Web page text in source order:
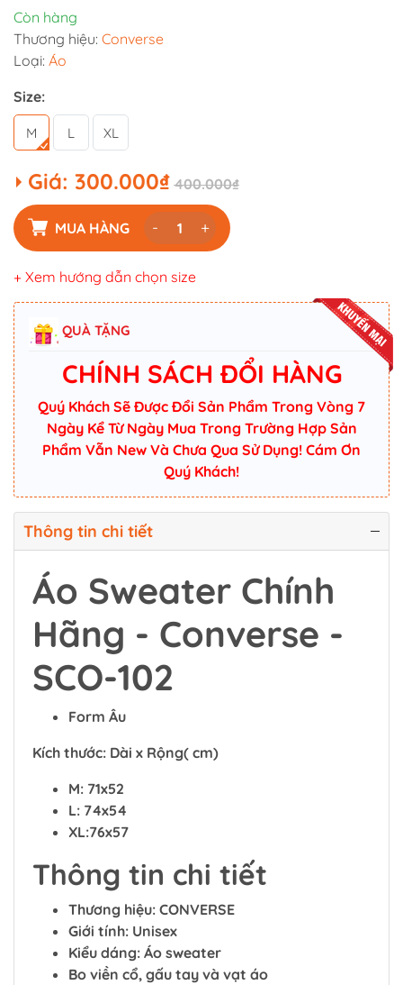
Còn hàng
Thương hiệu: Converse
Loại: Áo
Size:
M L XL
Giá: 300.000₫ 400.000₫
MUA HÀNG - +
+ Xem hướng dẫn chọn size
QUÀ TẶNG
CHÍNH SÁCH ĐỔI HÀNG
Quý Khách Sẽ Được Đổi Sản Phẩm Trong Vòng 7
Ngày Kể Từ Ngày Mua Trong Trường Hợp Sản
Phẩm Vẫn New Và Chưa Qua Sử Dụng! Cám Ơn
Quý Khách!
Thông tin chi tiết
Áo Sweater Chính
Hãng - Converse -
SCO-102
Form Âu
Kích thước: Dài x Rộng( cm)
M: 71x52
L: 74x54
XL:76x57
Thông tin chi tiết
Thương hiệu: CONVERSE
Giới tính: Unisex
Kiểu dáng: Áo sweater
Bo viền cổ, gấu tay và vạt áo